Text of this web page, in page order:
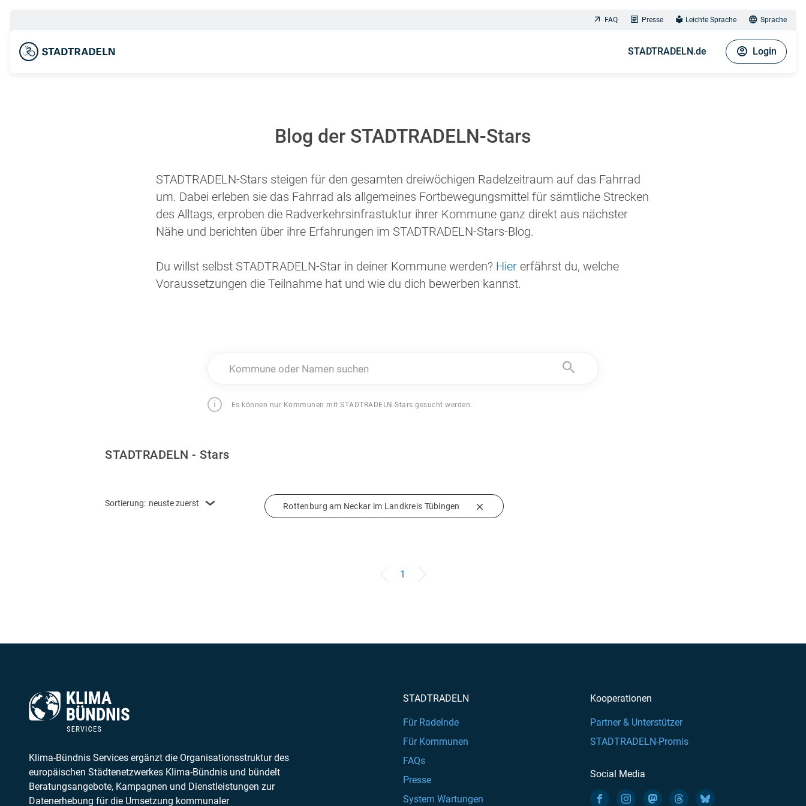
FAQ Presse Leichte Sprache Sprache
STADTRADELN.de Login
Blog der STADTRADELN-Stars
STADTRADELN-Stars steigen für den gesamten dreiwöchigen Radelzeitraum auf das Fahrrad
um. Dabei erleben sie das Fahrrad als allgemeines Fortbewegungsmittel für sämtliche Strecken
des Alltags, erproben die Radverkehrsinfrastuktur ihrer Kommune ganz direkt aus nächster
Nähe und berichten über ihre Erfahrungen im STADTRADELN-Stars-Blog.
Du willst selbst STADTRADELN-Star in deiner Kommune werden? Hier erfährst du, welche
Voraussetzungen die Teilnahme hat und wie du dich bewerben kannst.
Kommune oder Namen suchen
Es können nur Kommunen mit STADTRADELN-Stars gesucht werden.
STADTRADELN - Stars
Rottenburg am Neckar im Landkreis Tübingen
Sortierung: neuste zuerst
1
Klima-Bündnis Services ergänzt die Organisationsstruktur des
europäischen Städtenetzwerkes Klima-Bündnis und bündelt
Beratungsangebote, Kampagnen und Dienstleistungen zur
Datenerhebung für die Umsetzung kommunaler
STADTRADELN
Für Radelnde
Für Kommunen
FAQs
Presse
System Wartungen
Kooperationen
Partner & Unterstützer
STADTRADELN-Promis
Social Media